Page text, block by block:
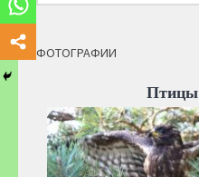
ФОТОГРАФИИ
Птицы